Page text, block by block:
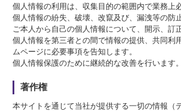
個人情報の利用は、収集目的の範囲内で業務上
個人情報の紛失、破壊、改竄及び、漏洩等の防
ご本人から自己の個人情報について、開示、訂
個人情報を第三者との間で情報の提供、共同利
ムページに必要事項を告知します。
個人情報保護のために継続的な改善を行います。
著作権
本サイトを通じて当社が提供する一切の情報（